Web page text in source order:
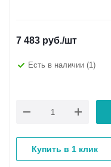
7 483 руб./шт
Есть в наличии (1)
Купить в 1 клик